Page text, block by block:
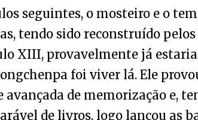
seguintes, o mosteiro e o
tendo sido reconstruído
XIII, provavelmente já
foi viver lá. Ele
avançada de memorização e,
de livros, logo lançou as